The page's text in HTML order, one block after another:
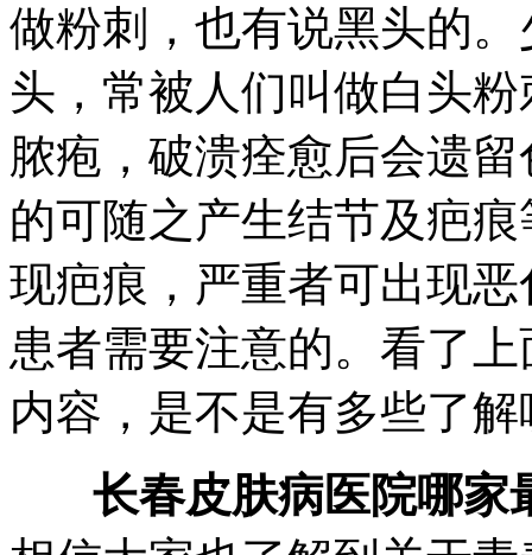
做粉刺，也有说黑头的
头，常被人们叫做白头
脓疱，破溃痊愈后会遗
的可随之产生结节及疤
现疤痕，严重者可出现
患者需要注意的。看了上
内容，是不是有多些了解
长春皮肤病医院哪家